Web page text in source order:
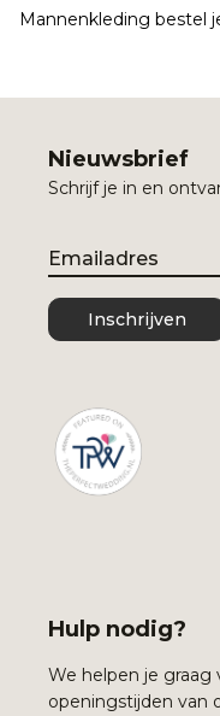
Mannenkleding bestel
Nieuwsbrief
Schrijf je in en
Email
Inschrijven
Hulp nodig?
We helpen je graag
openingstijden van